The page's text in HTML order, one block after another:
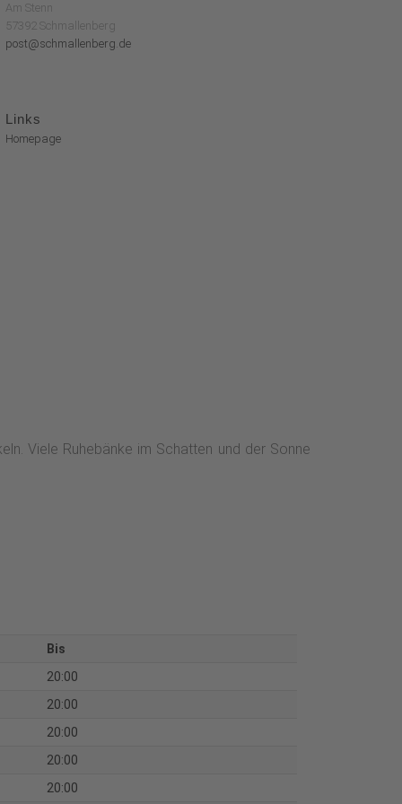
Am Stenn
57392 Schmallenberg
post@schmallenberg.de
Links
Homepage
Viele Ruhebänke im Schatten und der Sonne
Bis
20:00
20:00
20:00
20:00
20:00